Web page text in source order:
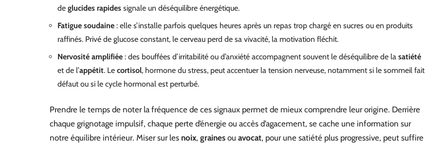
de glucides rapides signale un déséquilibre énergétique.
Fatigue soudaine : elle s’installe parfois quelques heures après un repas trop chargé en sucres ou en produits
raffinés. Privé de glucose constant, le cerveau perd de sa vivacité, la motivation fléchit.
Nervosité amplifiée : des bouffées d’irritabilité ou d’anxiété accompagnent souvent le déséquilibre de la satiété
et de l’appétit. Le cortisol, hormone du stress, peut accentuer la tension nerveuse, notamment si le sommeil fait
défaut ou si le cycle hormonal est perturbé.
Prendre le temps de noter la fréquence de ces signaux permet de mieux comprendre leur origine. Derrière
chaque grignotage impulsif, chaque perte d’énergie ou accès d’agacement, se cache une information sur
notre équilibre intérieur. Miser sur les noix, graines ou avocat, pour une satiété plus progressive, peut suffire